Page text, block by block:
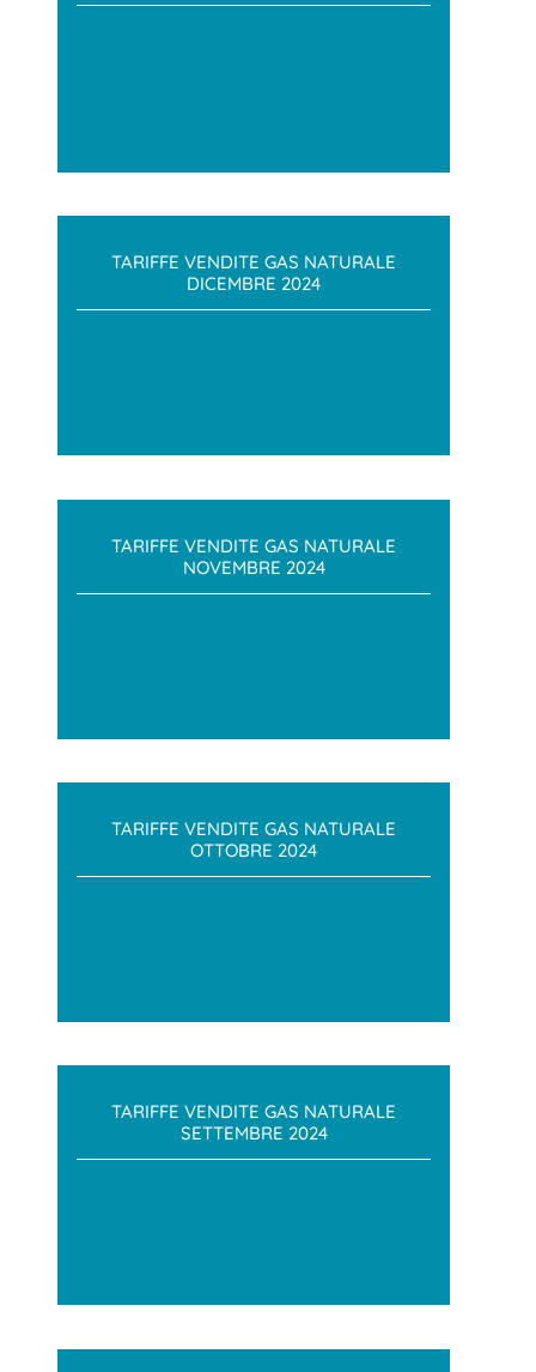
TARIFFE VENDITE GAS NATURALE
DICEMBRE 2024
TARIFFE VENDITE GAS NATURALE
NOVEMBRE 2024
TARIFFE VENDITE GAS NATURALE
OTTOBRE 2024
TARIFFE VENDITE GAS NATURALE
SETTEMBRE 2024